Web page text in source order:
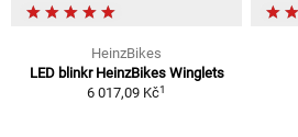
HeinzBikes
LED blinkr HeinzBikes Winglets
6 017,09 Kč1